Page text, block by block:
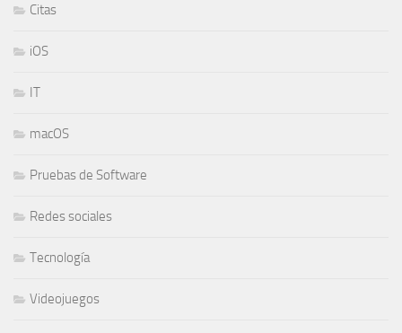
Citas
iOS
IT
macOS
Pruebas de Software
Redes sociales
Tecnología
Videojuegos